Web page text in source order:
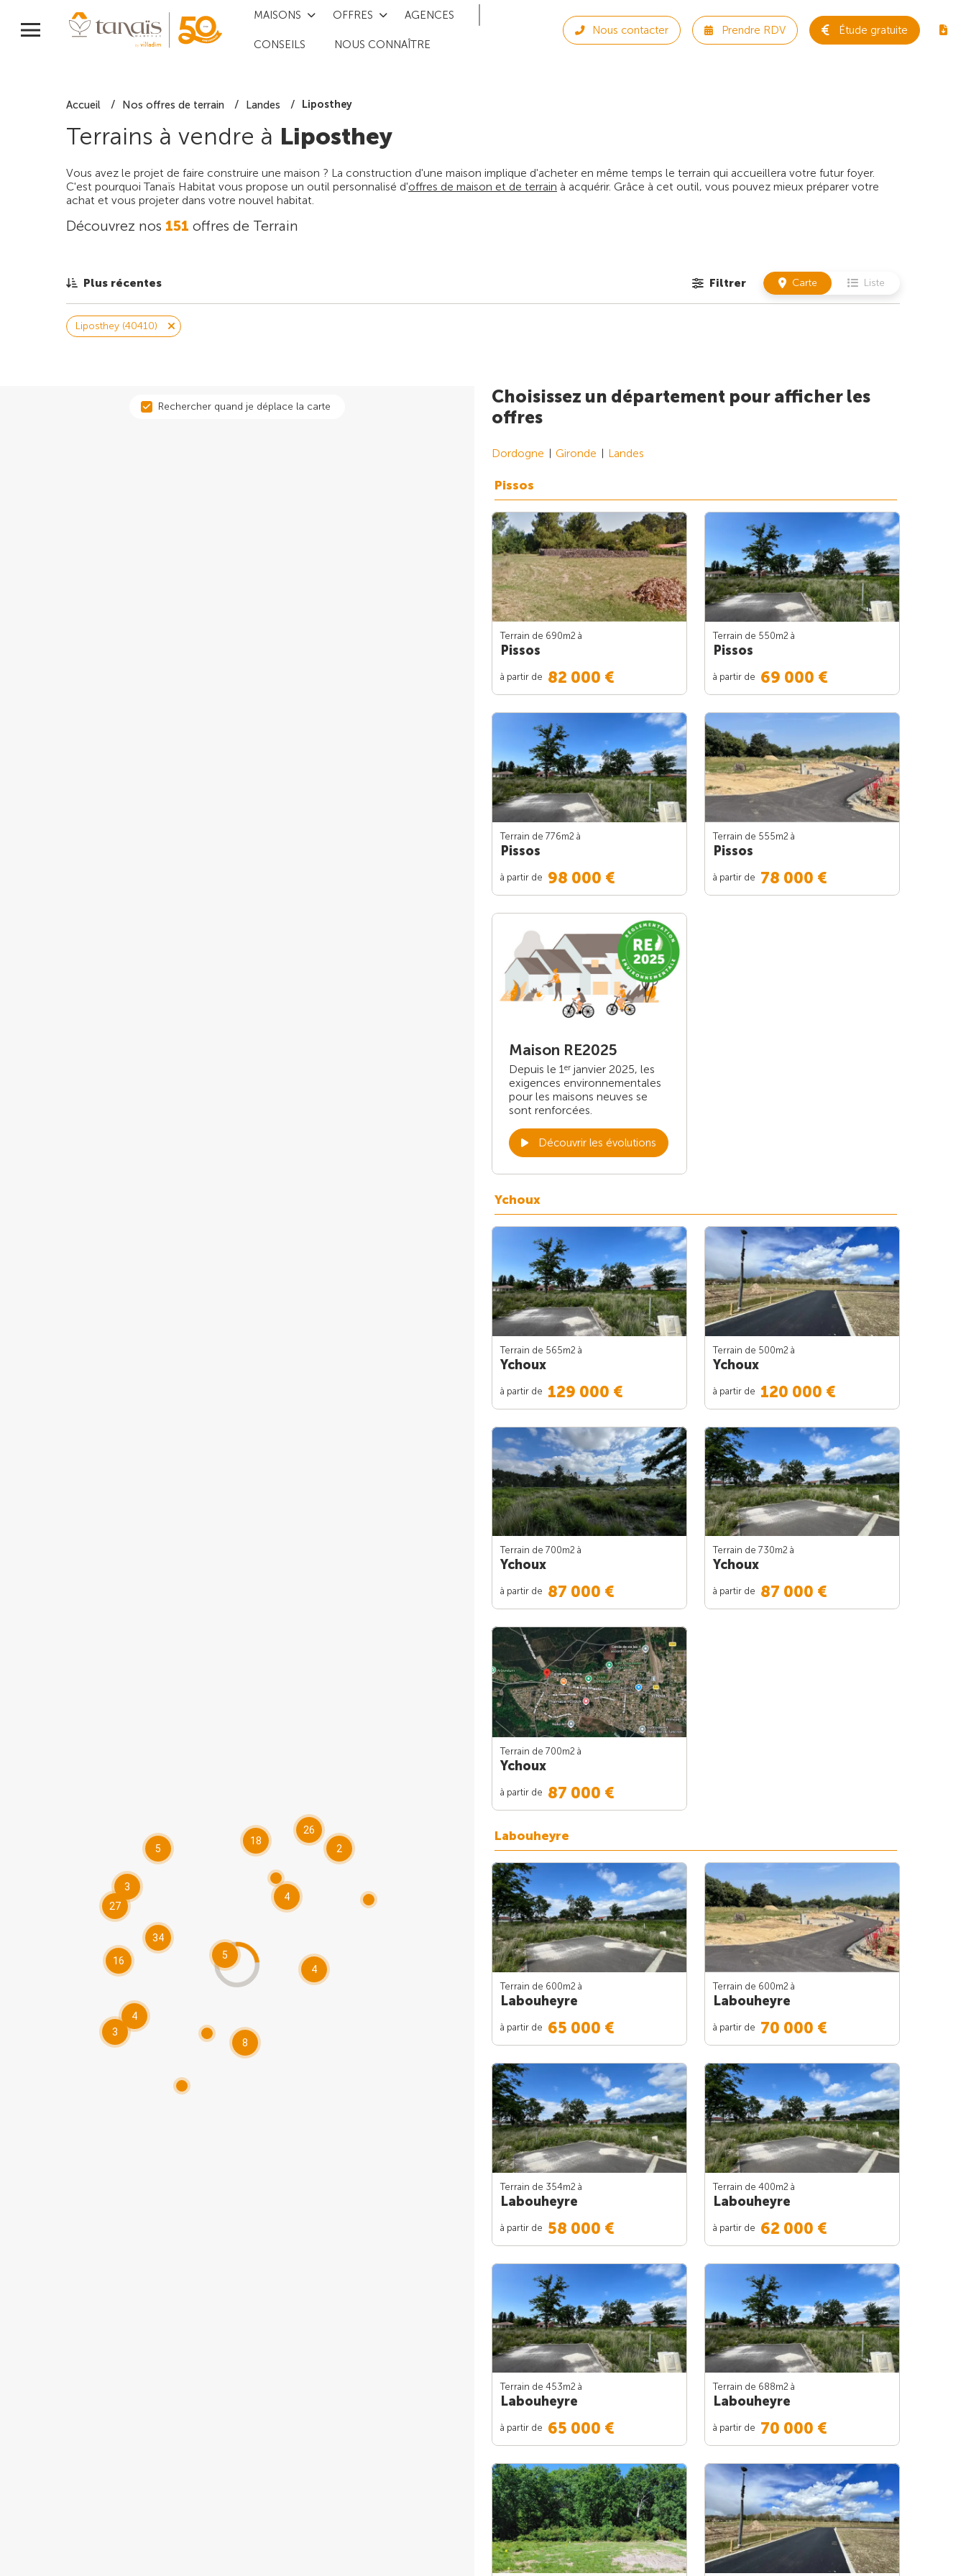
MAISONS OFFRES AGENCES
CONSEILS NOUS CONNAÎTRE
Nous contacter Prendre RDV Étude gratuite
Accueil Nos offres de terrain Landes Liposthey
Terrains à vendre à Liposthey
Vous avez le projet de faire construire une maison ? La construction d'une maison implique d'acheter en même temps le terrain qui accueillera votre futur foyer.
C'est pourquoi Tanaïs Habitat vous propose un outil personnalisé d'offres de maison et de terrain à acquérir. Grâce à cet outil, vous pouvez mieux préparer votre
achat et vous projeter dans votre nouvel habitat.
Découvrez nos 151 offres de Terrain
Plus récentes Filtrer Carte Liste
Liposthey (40410)
34
16
4
27
4
8
26
18
4
5 2
3
3
5
Rechercher quand je déplace la carte
Choisissez un département pour afficher les
offres
Dordogne Gironde Landes
Pissos
Terrain de 690m2 à
Pissos
à partir de 82 000 €
Terrain de 550m2 à
Pissos
à partir de 69 000 €
Terrain de 776m2 à
Pissos
à partir de 98 000 €
Terrain de 555m2 à
Pissos
à partir de 78 000 €
Maison RE2025
Depuis le 1 er janvier 2025, les
exigences environnementales
pour les maisons neuves se
sont renforcées.
Découvrir les évolutions
Ychoux
Terrain de 565m2 à
Ychoux
à partir de 129 000 €
Terrain de 500m2 à
Ychoux
à partir de 120 000 €
Terrain de 700m2 à
Ychoux
à partir de 87 000 €
Terrain de 730m2 à
Ychoux
à partir de 87 000 €
Terrain de 700m2 à
Ychoux
à partir de 87 000 €
Labouheyre
Terrain de 600m2 à
Labouheyre
à partir de 65 000 €
Terrain de 600m2 à
Labouheyre
à partir de 70 000 €
Terrain de 354m2 à
Labouheyre
à partir de 58 000 €
Terrain de 400m2 à
Labouheyre
à partir de 62 000 €
Terrain de 453m2 à
Labouheyre
à partir de 65 000 €
Terrain de 688m2 à
Labouheyre
à partir de 70 000 €